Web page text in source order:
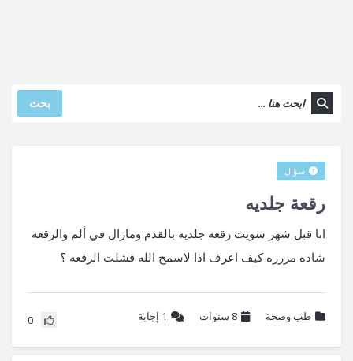
بحث
رقعة جلديه
سؤال
انا قبل شهر سويت رقعه جلديه بالقدم ومازال في ألم والرقعه
شاده مررره كيف اعرف اذا لاسمح الله فشلت الرقعه ؟
طب وصحة 8 سنوات 1 إجابة 0